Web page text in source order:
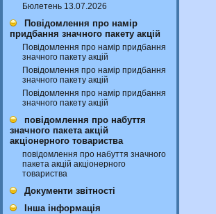
Бюлетень 13.07.2026
Повідомлення про намір
придбання значного пакету акцій
Повідомлення про намір придбання
значного пакету акцій
Повідомлення про намір придбання
значного пакету акцій
Повідомлення про намір придбання
значного пакету акцій
повідомлення про набуття
значного пакета акцій
акціонерного товариства
повідомлення про набуття значного
пакета акцій акціонерного
товариства
Документи звітності
Інша інформація